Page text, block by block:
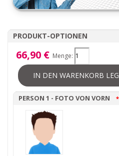
PRODUKT-OPTIONEN
66,90 € Menge:
IN DEN WARENKORB
PERSON 1 - FOTO VON VORN